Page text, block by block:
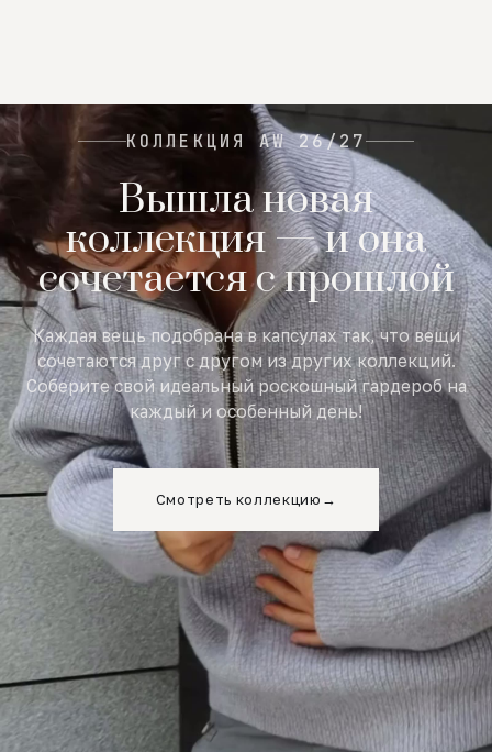
КОЛЛЕКЦИЯ AW 26/27
Вышла новая
коллекция — и она
сочетается с прошлой
Каждая вещь подобрана в капсулах так, что вещи
сочетаются друг с другом из других коллекций.
Соберите свой идеальный роскошный гардероб на
каждый и особенный день!
Смотреть коллекцию →